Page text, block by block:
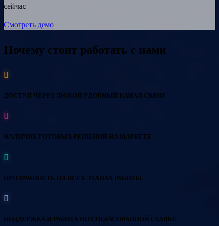
сейчас
Смотреть демо
Почему стоит работать с нами
ДОСТУП ЧЕРЕЗ ЛЮБОЙ УДОБНЫЙ КАНАЛ СВЯЗИ
НАЛИЧИЕ ГОТОВЫХ РЕШЕНИЙ НА МАРКЕТЕ
ПРОЗРАЧНОСТЬ НА ВСЕХ ЭТАПАХ РАБОТЫ
ПОДДЕРЖКА И РАБОТА ПО СОГЛАСОВАННОЙ СТАВКЕ